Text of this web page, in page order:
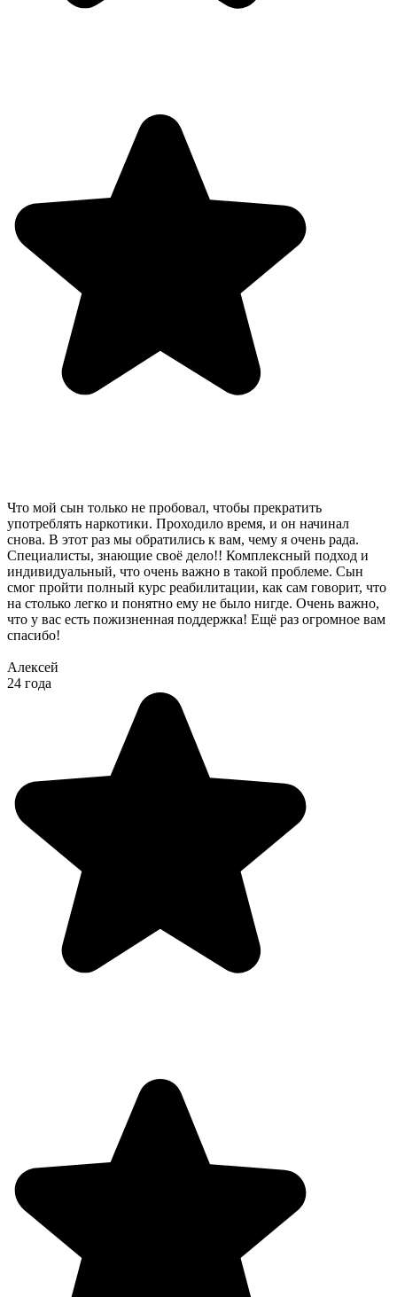
Что мой сын только не пробовал, чтобы прекратить
употреблять наркотики. Проходило время, и он начинал
снова. В этот раз мы обратились к вам, чему я очень рада.
Специалисты, знающие своё дело!! Комплексный подход и
индивидуальный, что очень важно в такой проблеме. Сын
смог пройти полный курс реабилитации, как сам говорит, что
на столько легко и понятно ему не было нигде. Очень важно,
что у вас есть пожизненная поддержка! Ещё раз огромное вам
спасибо!
Алексей
24 года